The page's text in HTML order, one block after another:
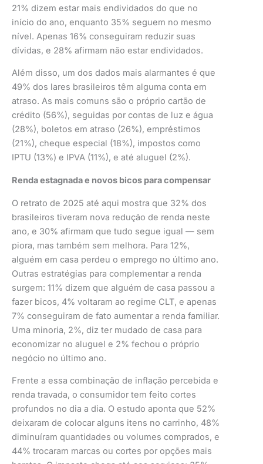
21% dizem estar mais endividados do que no
início do ano, enquanto 35% seguem no mesmo
nível. Apenas 16% conseguiram reduzir suas
dívidas, e 28% afirmam não estar endividados.
Além disso, um dos dados mais alarmantes é que
49% dos lares brasileiros têm alguma conta em
atraso. As mais comuns são o próprio cartão de
crédito (56%), seguidas por contas de luz e água
(28%), boletos em atraso (26%), empréstimos
(21%), cheque especial (18%), impostos como
IPTU (13%) e IPVA (11%), e até aluguel (2%).
Renda estagnada e novos bicos para compensar
O retrato de 2025 até aqui mostra que 32% dos
brasileiros tiveram nova redução de renda neste
ano, e 30% afirmam que tudo segue igual — sem
piora, mas também sem melhora. Para 12%,
alguém em casa perdeu o emprego no último ano.
Outras estratégias para complementar a renda
surgem: 11% dizem que alguém de casa passou a
fazer bicos, 4% voltaram ao regime CLT, e apenas
7% conseguiram de fato aumentar a renda familiar.
Uma minoria, 2%, diz ter mudado de casa para
economizar no aluguel e 2% fechou o próprio
negócio no último ano.
Frente a essa combinação de inflação percebida e
renda travada, o consumidor tem feito cortes
profundos no dia a dia. O estudo aponta que 52%
deixaram de colocar alguns itens no carrinho, 48%
diminuíram quantidades ou volumes comprados, e
44% trocaram marcas ou cortes por opções mais